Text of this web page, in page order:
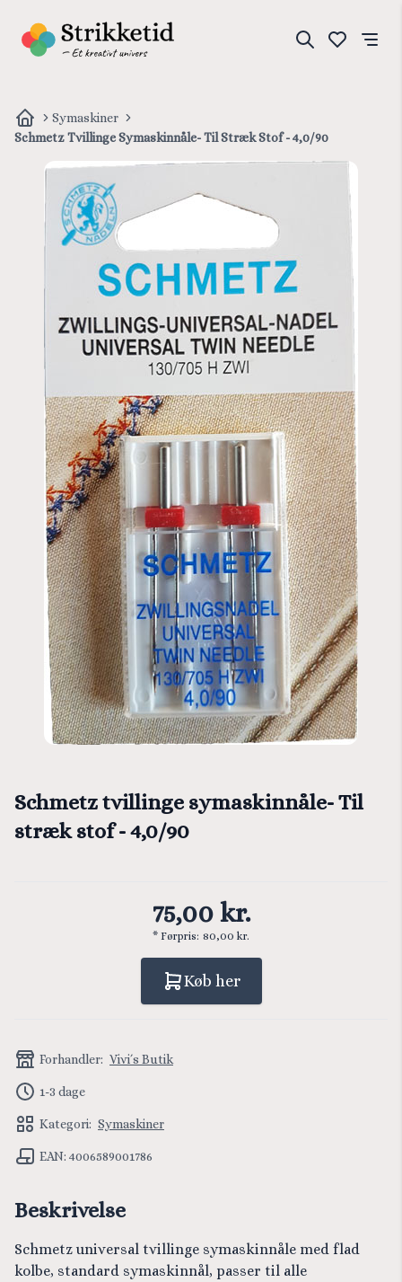
Symaskiner
Schmetz Tvillinge Symaskinnåle- Til Stræk Stof - 4,0/90
Schmetz tvillinge symaskinnåle- Til
stræk stof - 4,0/90
75,00 kr.
* Førpris: 80,00 kr.
Køb her
Forhandler: Vivi´s Butik
1-3 dage
Kategori: Symaskiner
EAN: 4006589001786
Beskrivelse
Schmetz universal tvillinge symaskinnåle med flad
kolbe, standard symaskinnål, passer til alle